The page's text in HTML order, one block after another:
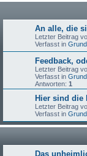
An alle, die
Letzter Beitrag
Verfasst in
Feedback,
Letzter Beitrag
Verfasst in
Antworten: 1
Hier sind die
Letzter Beitrag
Verfasst in
Das